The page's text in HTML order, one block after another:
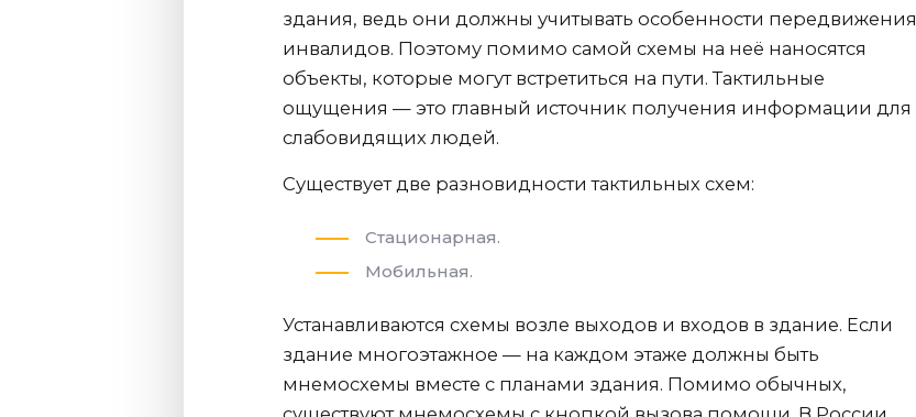
здания, ведь они должны учитывать особенности передвижения
инвалидов. Поэтому помимо самой схемы на неё наносятся
объекты, которые могут встретиться на пути. Тактильные
ощущения — это главный источник получения информации для
слабовидящих людей.
Существует две разновидности тактильных схем:
Стационарная.
Мобильная.
Устанавливаются схемы возле выходов и входов в здание. Если
здание многоэтажное — на каждом этаже должны быть
мнемосхемы вместе с планами здания. Помимо обычных,